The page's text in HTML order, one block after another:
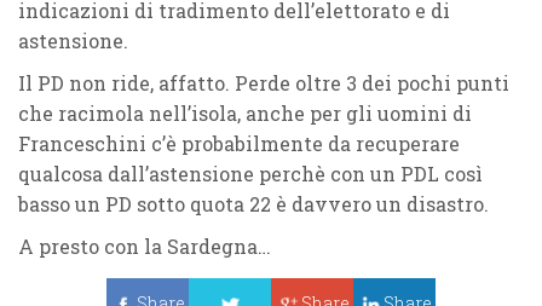
indicazioni di tradimento dell’elettorato e di
astensione.
Il PD non ride, affatto. Perde oltre 3 dei pochi punti
che racimola nell’isola, anche per gli uomini di
Franceschini c’è probabilmente da recuperare
qualcosa dall’astensione perchè con un PDL così
basso un PD sotto quota 22 è davvero un disastro.
A presto con la Sardegna…